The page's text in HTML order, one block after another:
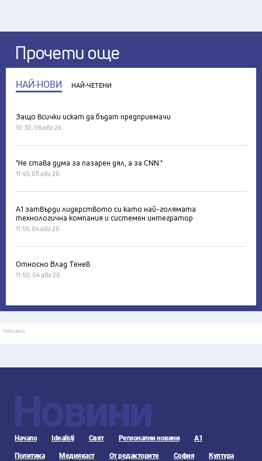
Прочети още
НАЙ-НОВИ НАЙ-ЧЕТЕНИ
Защо всички искат да бъдат предприемачи
10:30, 06 авг 26
"Не става дума за пазарен дял, а за CNN."
11:45, 05 авг 26
А1 затвърди лидерството си като най-голямата
технологична компания и системен интегратор
11:56, 04 авг 26
Относно Влад Тенев
11:50, 04 авг 26
Реклама
Новини
Начало Idealisti Свят Регионални новини А1
Политика Медиякаст От редакторите София Култура